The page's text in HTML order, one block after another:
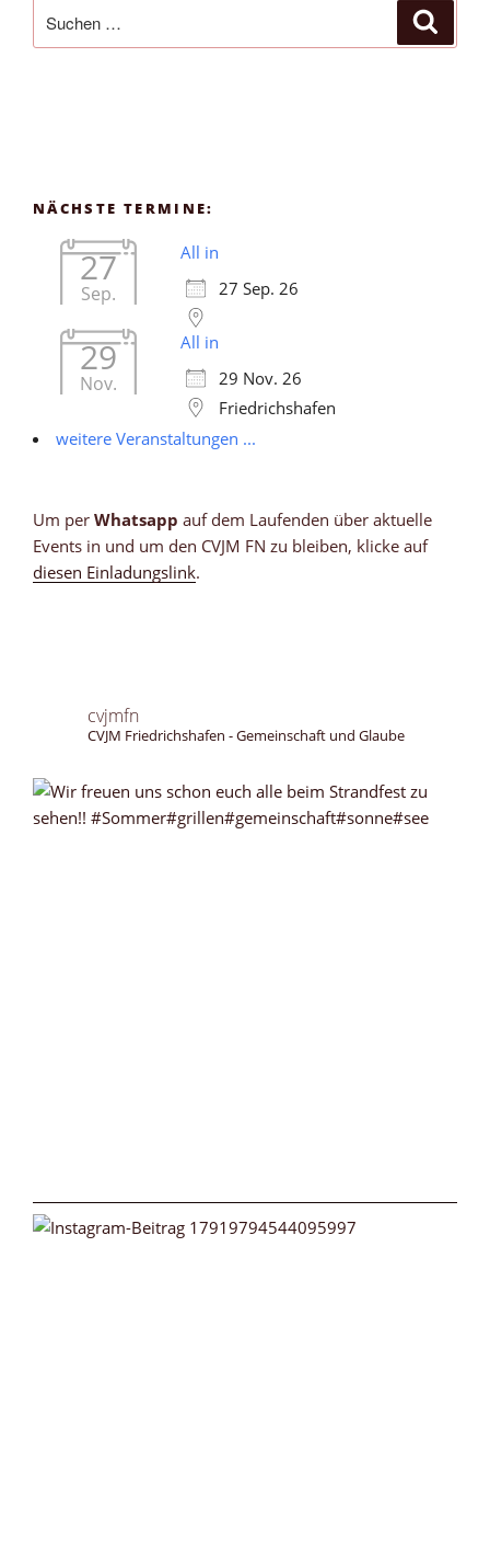
nach:
NÄCHSTE TERMINE:
27
Sep.
All in
27 Sep. 26
29
Nov.
All in
29 Nov. 26
Friedrichshafen
weitere Veranstaltungen ...
Um per Whatsapp auf dem Laufenden über aktuelle
Events in und um den CVJM FN zu bleiben, klicke auf
diesen Einladungslink.
cvjmfn
CVJM Friedrichshafen - Gemeinschaft und Glaube